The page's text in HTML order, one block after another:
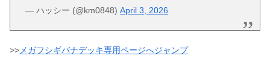
— ハッシー (@km0848)April 3, 2026
>>メガフシギバナデッキ専用ページへジャンプ